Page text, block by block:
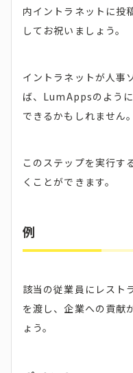
内イントラネットに投
してお祝いましょう。
イントラネットが人事
ば、LumAppsのよう
できるかもしれません。
このステップを実行す
くことができます。
例
該当の従業員にレスト
を渡し、企業への貢献
ょう。